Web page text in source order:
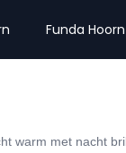
Funda Hoorn
warm met nacht